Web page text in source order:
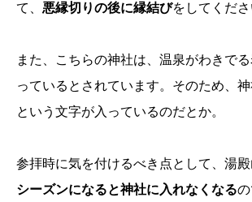
て、 悪縁切りの後に縁結びをしてくださ
また、こちらの神社は、温泉がわきで
っているとされています。そのため、神
という文字が入っているのだとか。
参拝時に気を付けるべき点として、湯
シーズンになると神社に入れなくなる